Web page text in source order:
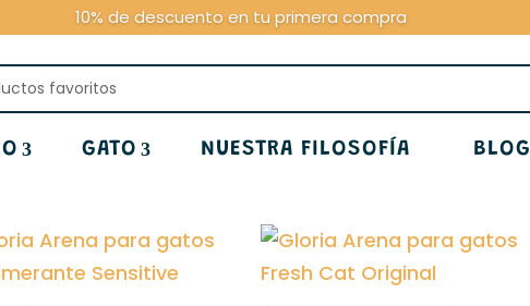
10% de descuento en tu primera compra
GATO NUESTRA FILOSOFÍA BLOG
para gatos”